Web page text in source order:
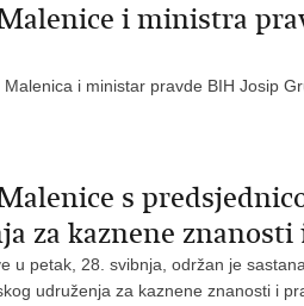
i ministra
i ministar pravde BIH Josip
s
za kaznene znanosti
u petak, 28. svibnja, održan je
udruženja za kaznene znanosti i